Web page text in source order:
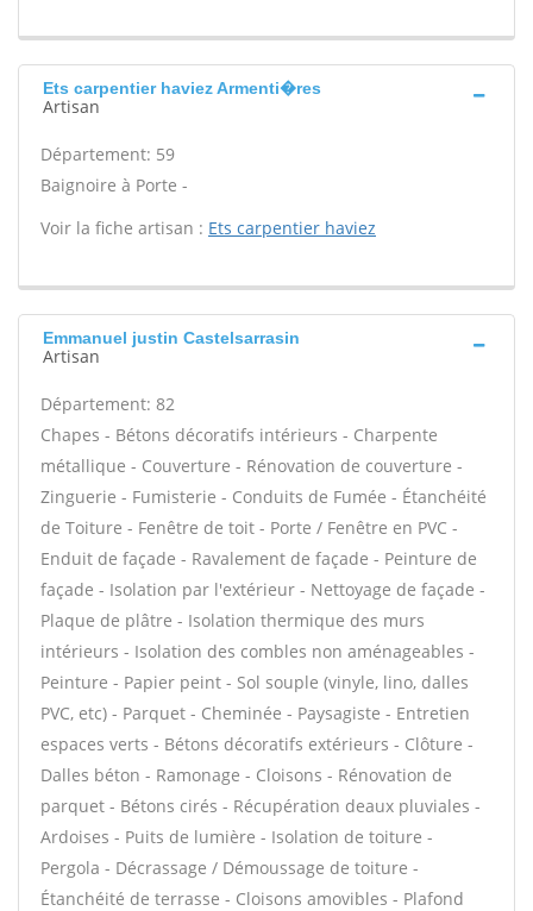
Ets carpentier haviez Armenti�res
Artisan
Département: 59
Baignoire à Porte -
Voir la fiche artisan : Ets carpentier haviez
Emmanuel justin Castelsarrasin
Artisan
Département: 82
Chapes - Bétons décoratifs intérieurs - Charpente
métallique - Couverture - Rénovation de couverture -
Zinguerie - Fumisterie - Conduits de Fumée - Étanchéité
de Toiture - Fenêtre de toit - Porte / Fenêtre en PVC -
Enduit de façade - Ravalement de façade - Peinture de
façade - Isolation par l'extérieur - Nettoyage de façade -
Plaque de plâtre - Isolation thermique des murs
intérieurs - Isolation des combles non aménageables -
Peinture - Papier peint - Sol souple (vinyle, lino, dalles
PVC, etc) - Parquet - Cheminée - Paysagiste - Entretien
espaces verts - Bétons décoratifs extérieurs - Clôture -
Dalles béton - Ramonage - Cloisons - Rénovation de
parquet - Bétons cirés - Récupération deaux pluviales -
Ardoises - Puits de lumière - Isolation de toiture -
Pergola - Décrassage / Démoussage de toiture -
Étanchéité de terrasse - Cloisons amovibles - Plafond